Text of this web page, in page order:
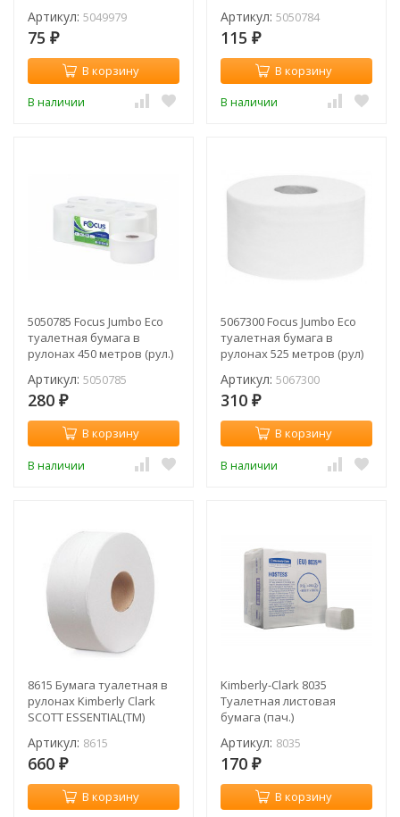
Артикул: 5049979
75 ₽
В корзину
В наличии
Артикул: 5050784
115 ₽
В корзину
В наличии
5050785 Focus Jumbo Eco
туалетная бумага в
рулонах 450 метров (рул.)
Артикул: 5050785
280 ₽
В корзину
В наличии
5067300 Focus Jumbo Eco
туалетная бумага в
рулонах 525 метров (рул)
Артикул: 5067300
310 ₽
В корзину
В наличии
8615 Бумага туалетная в
рулонах Kimberly Clark
SCOTT ESSENTIAL(TM)
Артикул: 8615
660 ₽
В корзину
Kimberly-Clark 8035
Туалетная листовая
бумага (пач.)
Артикул: 8035
170 ₽
В корзину